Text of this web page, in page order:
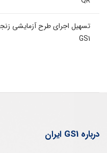
GS1
درباره GS1 ایران